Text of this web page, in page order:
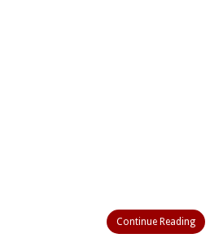
Continue Reading